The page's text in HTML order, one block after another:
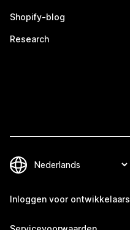
Shopify-blog
Research
Inloggen voor ontwikkelaars